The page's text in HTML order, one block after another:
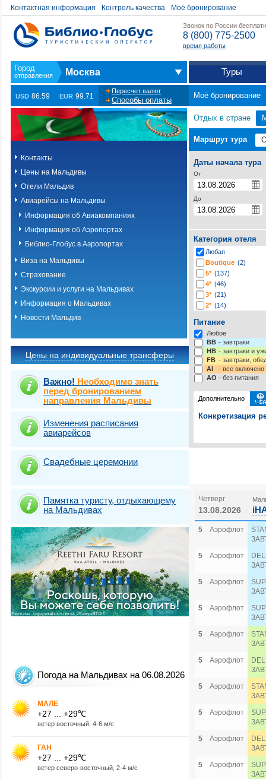
Контактная информация Контроль качества Моё бронирование
Звонок по России
8 (800) 775-2500
время работы
Москва Туры
USD 86.59 EUR 99.71
Пересчет валют
Способы оплаты
Моё бронирование
Контакты
Цены на Мальдивы
Отели Мальдив
Авиарейсы на Мальдивы
Информация об Авиакомпаниях
Информация об Аэропортах
Библио-Глобус в Аэропортах
Виза на Мальдивы
Страхование
Экскурсии и услуги на Мальдивах
Информация о Мальдивах
Новости Мальдив
Цены на индивидуальные трансферы
Важно! Необходимо знать
перед бронированием
направления Мальдивы
Изменения расписания
авиарейсов
Свадебные церемонии
Памятка туристу, отдыхающему
на Мальдивах
Погода на Мальдивах на 06.08.2026
МАЛЕ
+27 ... +29℃
ветер восточный, 4-6 м/с
ГАН
+27 ... +29℃
ветер северо-восточный, 2-4 м/с
Отдых в стране
Маршрут тура
Даты начала тура
От
До
Категория отеля
Любая
Boutique (2)
5* (137)
4* (46)
3* (21)
2* (14)
Питание
Любое
BB - завтраки
HB - завтраки и
FB - завтраки,
AI
- все включено
AO - без питания
Дополнительно
Конкретизация
Четверг
13.08.2026
5 Аэрофлот
5
Аэрофлот
5
Аэрофлот
5
Аэрофлот
5
Аэрофлот
5
Аэрофлот
5
Аэрофлот
5
Аэрофлот
5
Аэрофлот
5
Аэрофлот